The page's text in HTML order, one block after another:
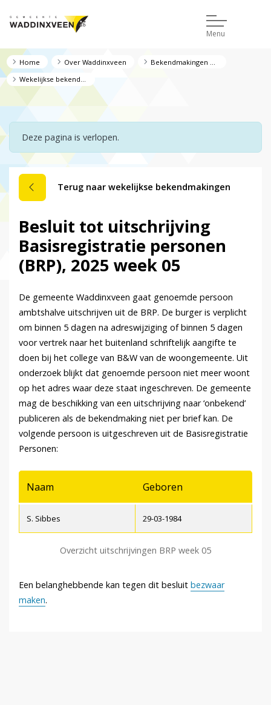
Menu
Home Over Waddinxveen
Wekelijkse bekendmakingen
Deze pagina is verlopen.
Terug naar wekelijkse bekendmakingen
Besluit tot uitschrijving
Basisregistratie personen
(BRP), 2025 week 05
De gemeente Waddinxveen gaat genoemde persoon
ambtshalve uitschrijven uit de BRP. De burger is verplicht
om binnen 5 dagen na adreswijziging of binnen 5 dagen
voor vertrek naar het buitenland schriftelijk aangifte te
doen bij het college van B&W van de woongemeente. Uit
onderzoek blijkt dat genoemde persoon niet meer woont
op het adres waar deze staat ingeschreven. De gemeente
mag de beschikking van een uitschrijving naar ‘onbekend’
publiceren als de bekendmaking niet per brief kan. De
volgende persoon is uitgeschreven uit de Basisregistratie
Personen:
Naam Geboren
S. Sibbes 29-03-1984
Overzicht uitschrijvingen BRP week 05
Een belanghebbende kan tegen dit besluit bezwaar
maken.